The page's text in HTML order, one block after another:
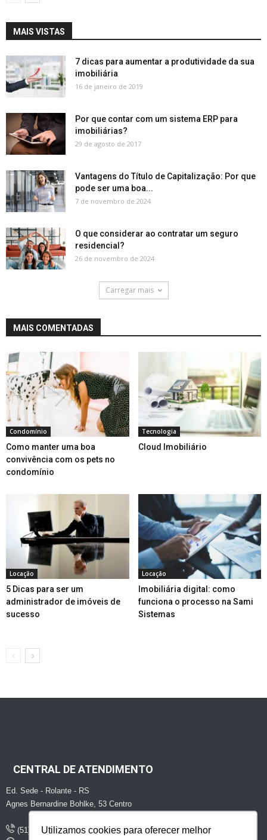
Utilizamos cookies para oferecer melhor
MAIS VISTAS
7 dicas para aumentar a produtividade da sua
imobiliária
16 de janeiro de 2019
Por que contar com um sistema ERP para
imobiliárias?
29 de agosto de 2017
Vantagens do Título de Capitalização: Por que
pode ser uma boa...
7 de novembro de 2024
O que considerar ao contratar um seguro
residencial?
26 de novembro de 2024
Carregar mais
MAIS COMENTADAS
Condomínio
Como manter uma boa
convivência com os pets no
condomínio
Tecnologia
Cloud Imobiliário
Locação
5 Dicas para ser um
administrador de imóveis de
sucesso
Locação
Imobiliária digital: como
funciona o processo na Sami
Sistemas
CENTRAL DE ATENDIMENTO
Ed. Sede - Rolante - RS
Agnes Bernardine Bohlke, 53 Centro
(51) 2747 - 1507